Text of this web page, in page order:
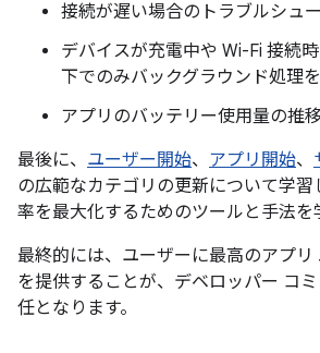
接続が遅い場合のトラブルシュ
デバイスが充電中や Wi-Fi 接続
下でのみバックグラウンド処理
アプリのバッテリー使用量の推
最後に、 ユーザー開始、 アプリ開始、
の広範なカテゴリの更新について学
率を最大化するためのツールと手法を
最終的には、ユーザーに最高のアプリ
を提供することが、デベロッパー コ
任となります。